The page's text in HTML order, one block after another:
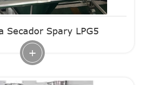
Secador Spary LPG5
+